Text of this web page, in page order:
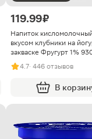
119.99 ₽
Напиток
вкусом клубники на
закваске Фругурт 1%
4.7· 446 отзывов
В